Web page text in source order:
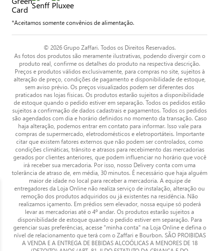
*Aceitamos somente convênios de alimentação.
© 2026 Grupo Zaffari. Todos os Direitos Reservados.
As fotos dos produtos são meramente ilustrativas, podendo divergir com o
produto real, confirme os detalhes do produto na respectiva descrição.
Preços e produtos válidos exclusivamente, para compras no site, sujeitos à
alteração de preço, condições de pagamento e disponibilidade de estoque,
sem aviso prévio. Os preços visualizados podem ser diferentes dos
praticados nas lojas físicas. Os produtos estarão sujeitos a disponibilidade
de estoque quando o pedido estiver em separação. Todos os pedidos estão
sujeitos a confirmação de dados cadastrais e pagamentos. Todos os pedidos
são agendados com dia e horário definidos no momento da transação. Caso
haja alteração, podemos entrar em contato para informar. Isso vale para
compras de supermercado, eletrodomésticos e eletroportáteis. Importante
citar que existem fatores externos que não podem ser controlados, como
condições climáticas, trânsito e atrasos para recebimento das mercadorias
gerados por clientes anteriores, que podem influenciar no horário que você
irá receber sua mercadoria. Por isso, nosso Delivery conta com uma
tolerância de atraso de, em média, 30 minutos. É necessário que haja alguém
maior de idade no local para receber a mercadoria. A equipe de
entregadores da Loja Online não realiza serviço de instalação, alteração ou
remoção dos produtos adquiridos ou já existentes na residência. Não
realizamos içamento. Em prédios sem elevador, nossa equipe só poderá
levar as mercadorias até o 4º andar. Os produtos estarão sujeitos a
disponibilidade de estoque quando o pedido estiver em separação. Para
gerenciar suas preferências, acesse "minha conta" na Loja Online e defina o
nível de relacionamento que terá com o Zaffari e Bourbon. SÃO PROIBIDAS
A VENDA E A ENTREGA DE BEBIDAS ALCOÓLICAS A MENORES DE 18